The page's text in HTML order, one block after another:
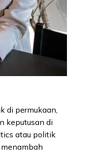
di permukaan,
keputusan di
atau politik